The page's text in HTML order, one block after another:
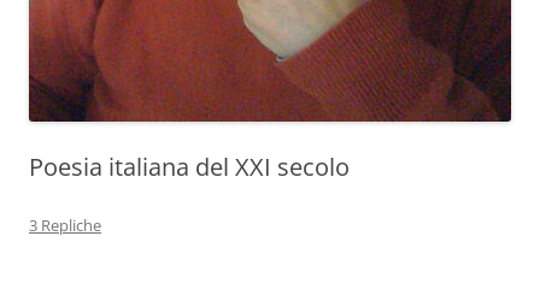
Poesia italiana del XXI secolo
3 Repliche